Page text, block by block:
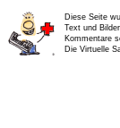
Diese Seite
Text und
Kommentare
Die Virtuelle